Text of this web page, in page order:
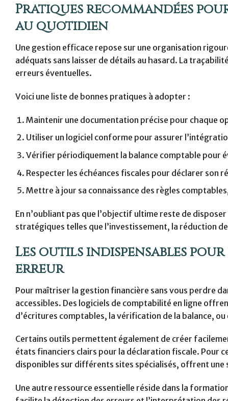
Pratiques recommandées
au quotidien
Une gestion efficace repose sur une organisation
adéquats sans laisser de détails au hasard. La
erreurs éventuelles.
Voici une liste de bonnes pratiques à adopter :
Maintenir une documentation précise pour chaque
Utiliser un logiciel conforme pour assurer
Vérifier périodiquement la balance comptable pour
Respecter les échéances fiscales pour déclarer son
Mettre à jour sa connaissance des règles
En n’oubliant pas que l’objectif ultime reste de
stratégiques telles que l’investissement, la réduction
Les outils indispensables
erreur
Pour maîtriser la gestion financière sans vous perdre
accessibles. Des logiciels de comptabilité en ligne
d’écritures comptables, la vérification de la balance,
Certains outils permettent également de créer
états financiers clairs pour la déclaration fiscale. Pour
disponibles sur différents sites spécialisés, offrent
Une autre ressource essentielle réside dans la